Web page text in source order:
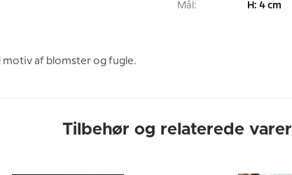
Mål: H: 4 cm
motiv af blomster og fugle.
Tilbehør og relaterede varer